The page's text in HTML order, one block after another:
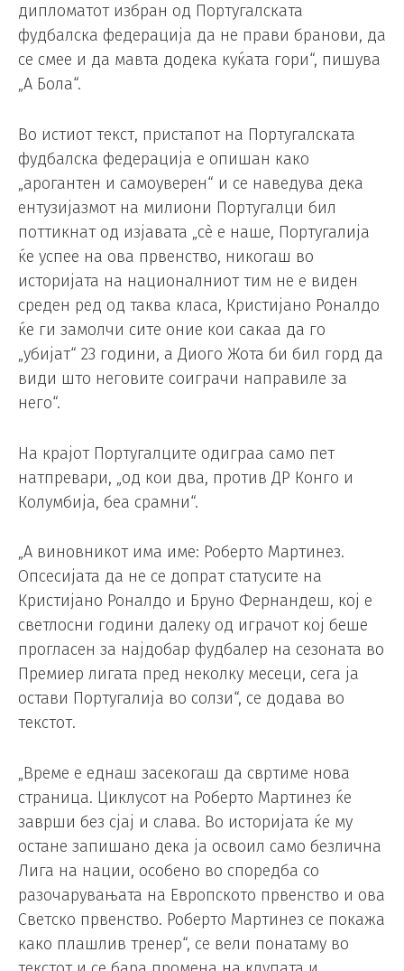
дипломатот избран од Португалската
фудбалска федерација да не прави бранови, да
се смее и да мавта додека куќата гори“, пишува
„А Бола“.
Во истиот текст, пристапот на Португалската
фудбалска федерација е опишан како
„арогантен и самоуверен“ и се наведува дека
ентузијазмот на милиони Португалци бил
поттикнат од изјавата „сè е наше, Португалија
ќе успее на ова првенство, никогаш во
историјата на националниот тим не е виден
среден ред од таква класа, Кристијано Роналдо
ќе ги замолчи сите оние кои сакаа да го
„убијат“ 23 години, а Диого Жота би бил горд да
види што неговите соиграчи направиле за
него“.
На крајот Португалците одиграа само пет
натпревари, „од кои два, против ДР Конго и
Колумбија, беа срамни“.
„А виновникот има име: Роберто Мартинез.
Опсесијата да не се допрат статусите на
Кристијано Роналдо и Бруно Фернандеш, кој е
светлосни години далеку од играчот кој беше
прогласен за најдобар фудбалер на сезоната во
Премиер лигата пред неколку месеци, сега ја
остави Португалија во солзи“, се додава во
текстот.
„Време е еднаш засекогаш да свртиме нова
страница. Циклусот на Роберто Мартинез ќе
заврши без сјај и слава. Во историјата ќе му
остане запишано дека ја освоил само безлична
Лига на нации, особено во споредба со
разочарувањата на Европското првенство и ова
Светско првенство. Роберто Мартинез се покажа
како плашлив тренер“, се вели понатаму во